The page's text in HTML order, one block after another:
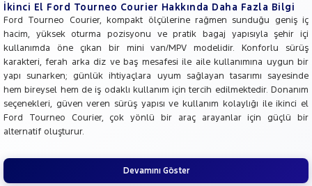
İkinci El Ford Tourneo Courier Hakkında Daha Fazla Bilgi
Ford Tourneo Courier, kompakt ölçülerine rağmen sunduğu geniş iç
hacim, yüksek oturma pozisyonu ve pratik bagaj yapısıyla şehir içi
kullanımda öne çıkan bir mini van/MPV modelidir. Konforlu sürüş
karakteri, ferah arka diz ve baş mesafesi ile aile kullanımına uygun bir
yapı sunarken; günlük ihtiyaçlara uyum sağlayan tasarımı sayesinde
hem bireysel hem de iş odaklı kullanım için tercih edilmektedir. Donanım
seçenekleri, güven veren sürüş yapısı ve kullanım kolaylığı ile ikinci el
Ford Tourneo Courier, çok yönlü bir araç arayanlar için güçlü bir
alternatif oluşturur.
Devamını Göster